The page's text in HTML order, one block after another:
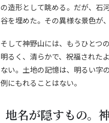
の造形として眺める。だが、石
谷を埋めた。その異様な景色が
そして神野山には、もうひとつ
明るく、清らかで、祝福された
ない。土地の記憶は、明るい字
例にもれることはない。
地名が隠すもの。